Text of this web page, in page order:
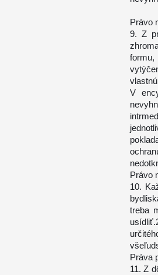
Právo
9. Z
V
Právo
10.
treba
Práva
11. Z